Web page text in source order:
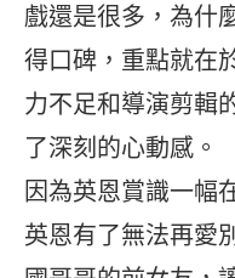
戲還是很多，為什
得口碑，重點就在
力不足和導演剪輯
了深刻的心動感。
因為英恩賞識一幅
英恩有了無法再愛